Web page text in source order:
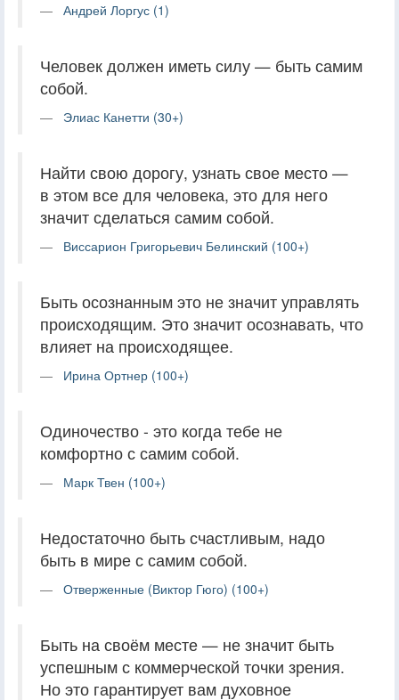
Андрей Лоргус (1)
Человек должен иметь силу — быть самим
собой.
Элиас Канетти (30+)
Найти свою дорогу, узнать свое место —
в этом все для человека, это для него
значит сделаться самим собой.
Виссарион Григорьевич Белинский (100+)
Быть осознанным это не значит управлять
происходящим. Это значит осознавать, что
влияет на происходящее.
Ирина Ортнер (100+)
Одиночество - это когда тебе не
комфортно с самим собой.
Марк Твен (100+)
Недостаточно быть счастливым, надо
быть в мире с самим собой.
Отверженные (Виктор Гюго) (100+)
Быть на своём месте — не значит быть
успешным с коммерческой точки зрения.
Но это гарантирует вам духовное